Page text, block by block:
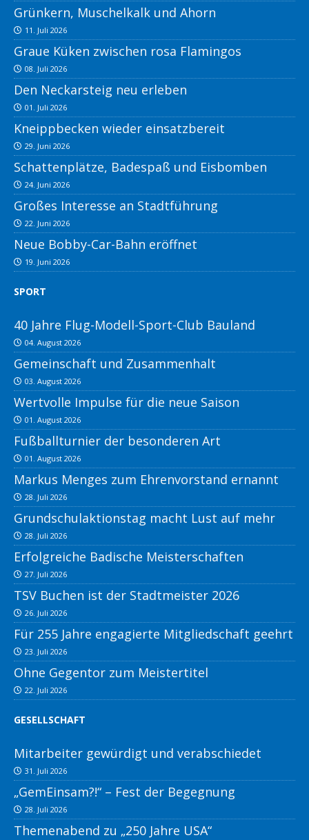
Grünkern, Muschelkalk und Ahorn
11. Juli 2026
Graue Küken zwischen rosa Flamingos
08. Juli 2026
Den Neckarsteig neu erleben
01. Juli 2026
Kneippbecken wieder einsatzbereit
29. Juni 2026
Schattenplätze, Badespaß und Eisbomben
24. Juni 2026
Großes Interesse an Stadtführung
22. Juni 2026
Neue Bobby-Car-Bahn eröffnet
19. Juni 2026
SPORT
40 Jahre Flug-Modell-Sport-Club Bauland
04. August 2026
Gemeinschaft und Zusammenhalt
03. August 2026
Wertvolle Impulse für die neue Saison
01. August 2026
Fußballturnier der besonderen Art
01. August 2026
Markus Menges zum Ehrenvorstand ernannt
28. Juli 2026
Grundschulaktionstag macht Lust auf mehr
28. Juli 2026
Erfolgreiche Badische Meisterschaften
27. Juli 2026
TSV Buchen ist der Stadtmeister 2026
26. Juli 2026
Für 255 Jahre engagierte Mitgliedschaft geehrt
23. Juli 2026
Ohne Gegentor zum Meistertitel
22. Juli 2026
GESELLSCHAFT
Mitarbeiter gewürdigt und verabschiedet
31. Juli 2026
„GemEinsam?!“ – Fest der Begegnung
28. Juli 2026
Themenabend zu „250 Jahre USA“